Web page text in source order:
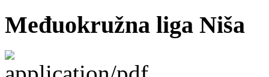
Međuokružna liga Niša